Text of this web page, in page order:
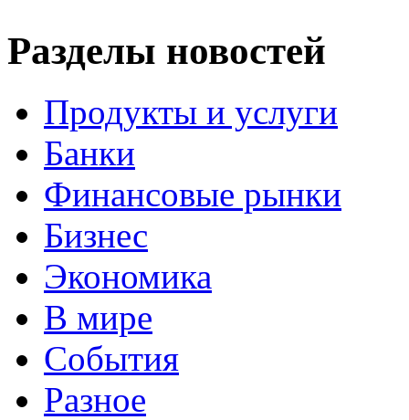
Разделы новостей
Продукты и услуги
Банки
Финансовые рынки
Бизнес
Экономика
В мире
События
Разное